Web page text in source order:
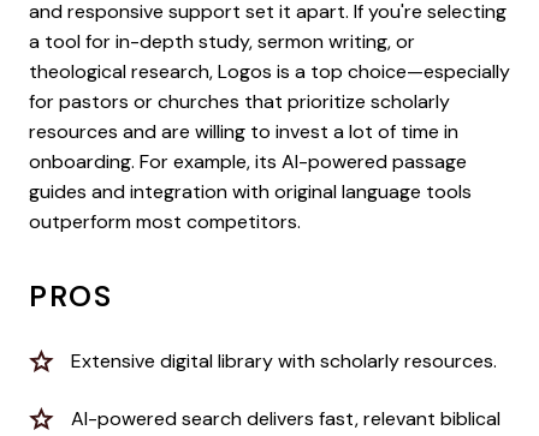
and responsive support set it apart. If you're selecting
a tool for in-depth study, sermon writing, or
theological research, Logos is a top choice—especially
for pastors or churches that prioritize scholarly
resources and are willing to invest a lot of time in
onboarding. For example, its AI-powered passage
guides and integration with original language tools
outperform most competitors.
PROS
Extensive digital library with scholarly resources.
AI-powered search delivers fast, relevant biblical